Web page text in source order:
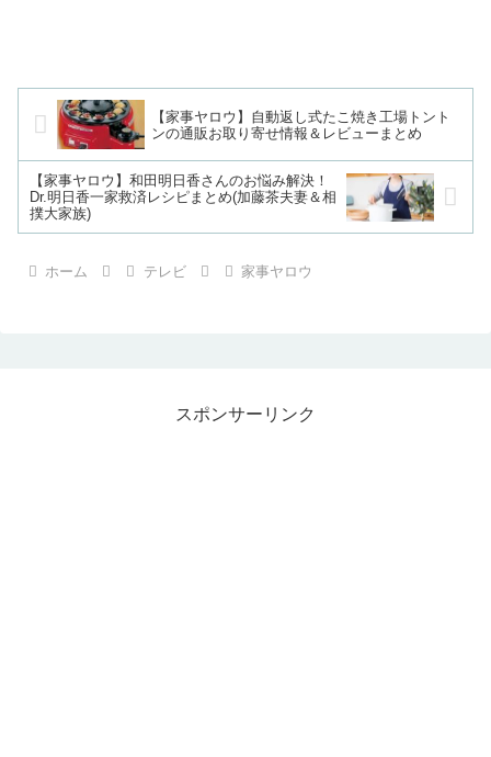
【家事ヤロウ】自動返し式たこ焼き工場トント
ンの通販お取り寄せ情報＆レビューまとめ
【家事ヤロウ】和田明日香さんのお悩み解決！
Dr.明日香一家救済レシピまとめ(加藤茶夫妻＆相
撲大家族)
ホーム テレビ 家事ヤロウ
スポンサーリンク